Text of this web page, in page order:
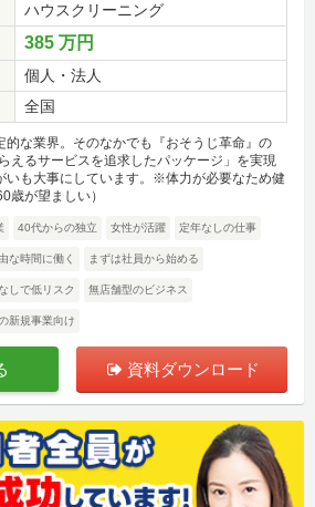
ハウスクリーニング
385 万円
個人・法人
全国
的な業界。そのなかでも『おそうじ革命』の
えるサービスを追求したパッケージ」を実現
いも大事にしています。※体力が必要なため健
歳が望ましい）
40代からの独立 女性が活躍 定年なしの仕事
な時間に働く まずは社員から始める
しで低リスク 無店舗型のビジネス
新規事業向け
資料ダウンロード